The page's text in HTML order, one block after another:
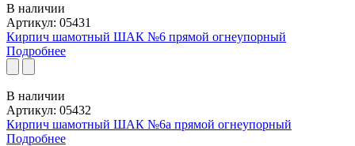
В наличии
Артикул: 05431
Кирпич шамотный ШАК №6 прямой огнеупорный
Подробнее
В наличии
Артикул: 05432
Кирпич шамотный ШАК №6а прямой огнеупорный
Подробнее